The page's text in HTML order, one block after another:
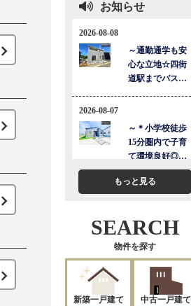
お知らせ
もっと見る
SEARCH
物件を探す
新築一戸建て 中古一戸建て